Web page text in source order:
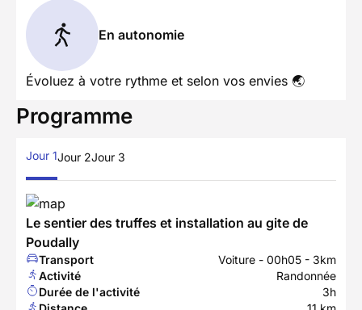
En autonomie
Évoluez à votre rythme et selon vos envies 🌏
Programme
Jour 1Jour 2Jour 3
Le sentier des truffes et installation au gite de
Poudally
Transport
Voiture - 00h05 - 3km
Activité
Randonnée
Durée de l'activité
3h